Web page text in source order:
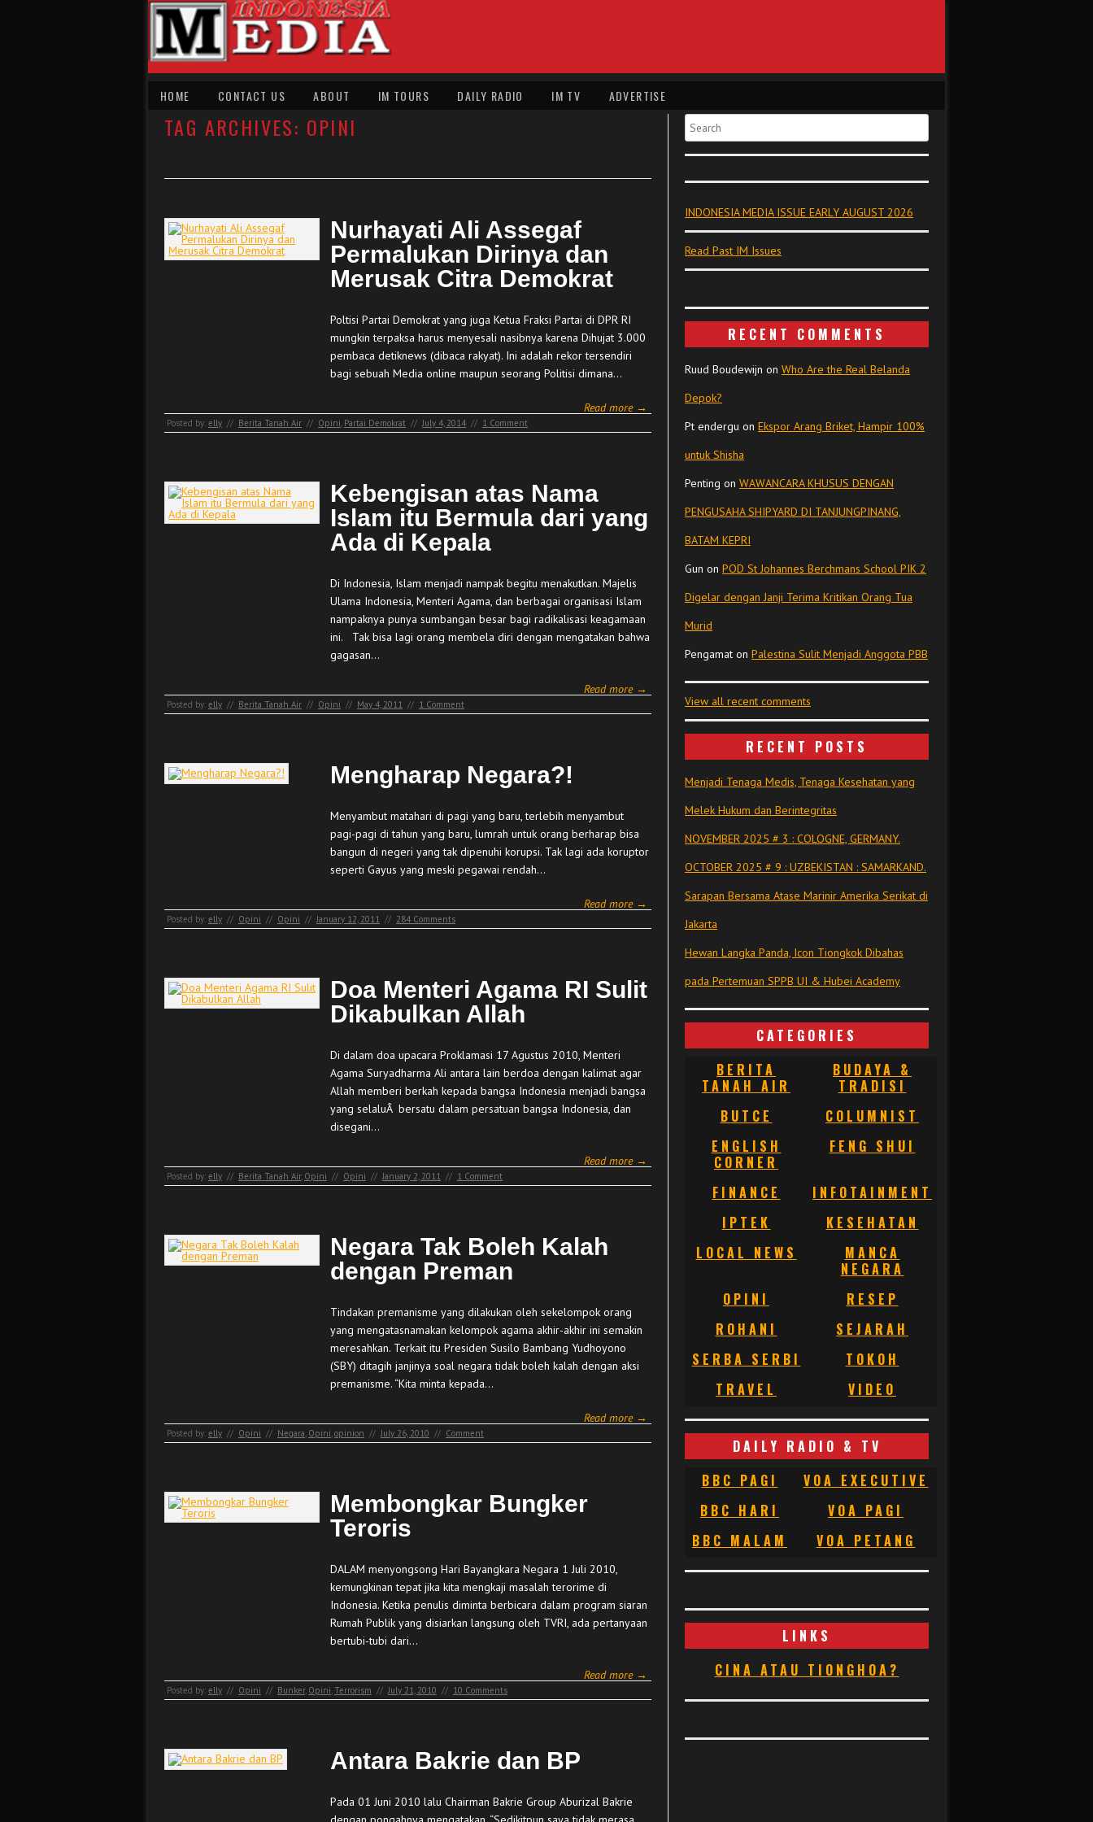
HOME CONTACT US ABOUT IM TOURS DAILY RADIO IM TV ADVERTISE
TAG ARCHIVES: OPINI
Nurhayati Ali Assegaf
Permalukan Dirinya dan
Merusak Citra Demokrat
Poltisi Partai Demokrat yang juga Ketua Fraksi Partai di DPR RI
mungkin terpaksa harus menyesali nasibnya karena Dihujat 3.000
pembaca detiknews (dibaca rakyat). Ini adalah rekor tersendiri
bagi sebuah Media online maupun seorang Politisi dimana…
Read more →
Posted by: elly // Berita Tanah Air // Opini, Partai Demokrat // July 4, 2014 // 1 Comment
Kebengisan atas Nama
Islam itu Bermula dari yang
Ada di Kepala
Di Indonesia, Islam menjadi nampak begitu menakutkan. Majelis
Ulama Indonesia, Menteri Agama, dan berbagai organisasi Islam
nampaknya punya sumbangan besar bagi radikalisasi keagamaan
ini. Tak bisa lagi orang membela diri dengan mengatakan bahwa
gagasan…
Read more →
Posted by: elly // Berita Tanah Air // Opini // May 4, 2011 // 1 Comment
Mengharap Negara?!
Menyambut matahari di pagi yang baru, terlebih menyambut
pagi-pagi di tahun yang baru, lumrah untuk orang berharap bisa
bangun di negeri yang tak dipenuhi korupsi. Tak lagi ada koruptor
seperti Gayus yang meski pegawai rendah…
Read more →
Posted by: elly // Opini // Opini // January 12, 2011 // 284 Comments
Doa Menteri Agama RI Sulit
Dikabulkan Allah
Di dalam doa upacara Proklamasi 17 Agustus 2010, Menteri
Agama Suryadharma Ali antara lain berdoa dengan kalimat agar
Allah memberi berkah kepada bangsa Indonesia menjadi bangsa
yang selaluÂ bersatu dalam persatuan bangsa Indonesia, dan
disegani…
Read more →
Posted by: elly // Berita Tanah Air, Opini // Opini // January 2, 2011 // 1 Comment
Negara Tak Boleh Kalah
dengan Preman
Tindakan premanisme yang dilakukan oleh sekelompok orang
yang mengatasnamakan kelompok agama akhir-akhir ini semakin
meresahkan. Terkait itu Presiden Susilo Bambang Yudhoyono
(SBY) ditagih janjinya soal negara tidak boleh kalah dengan aksi
premanisme. “Kita minta kepada…
Read more →
Posted by: elly // Opini // Negara, Opini,opinion // July 26, 2010 // Comment
Membongkar Bungker
Teroris
DALAM menyongsong Hari Bayangkara Negara 1 Juli 2010,
kemungkinan tepat jika kita mengkaji masalah terorime di
Indonesia. Ketika penulis diminta berbicara dalam program siaran
Rumah Publik yang disiarkan langsung oleh TVRI, ada pertanyaan
bertubi-tubi dari…
Read more →
Posted by: elly // Opini // Bunker, Opini,Terrorism // July 21, 2010 // 10 Comments
Antara Bakrie dan BP
Pada 01 Juni 2010 lalu Chairman Bakrie Group Aburizal Bakrie
Search
INDONESIA MEDIA ISSUE EARLY AUGUST 2026
Read Past IM Issues
RECENT COMMENTS
Ruud Boudewijn on Who Are the Real Belanda
Depok?
Pt endergu on Ekspor Arang Briket, Hampir 100%
untuk Shisha
Penting on WAWANCARA KHUSUS DENGAN
PENGUSAHA SHIPYARD DI TANJUNGPINANG,
BATAM KEPRI
Gun on POD St Johannes Berchmans School PIK 2
Digelar dengan Janji Terima Kritikan Orang Tua
Murid
Pengamat on Palestina Sulit Menjadi Anggota PBB
View all recent comments
RECENT POSTS
Menjadi Tenaga Medis, Tenaga Kesehatan yang
Melek Hukum dan Berintegritas
NOVEMBER 2025 # 3 : COLOGNE, GERMANY.
OCTOBER 2025 # 9 : UZBEKISTAN : SAMARKAND.
Sarapan Bersama Atase Marinir Amerika Serikat di
Jakarta
Hewan Langka Panda, Icon Tiongkok Dibahas
pada Pertemuan SPPB UI & Hubei Academy
CATEGORIES
BERITA
TANAH AIR
BUDAYA &
TRADISI
BUTCE
COLUMNIST
ENGLISH
CORNER
FENG SHUI
FINANCE
INFOTAINMENT
IPTEK
KESEHATAN
LOCAL NEWS
MANCA
NEGARA
OPINI
RESEP
ROHANI
SEJARAH
SERBA SERBI
TOKOH
TRAVEL
VIDEO
DAILY RADIO & TV
BBC PAGI
VOA EXECUTIVE
BBC HARI
VOA PAGI
BBC MALAM
VOA PETANG
LINKS
CINA ATAU TIONGHOA?